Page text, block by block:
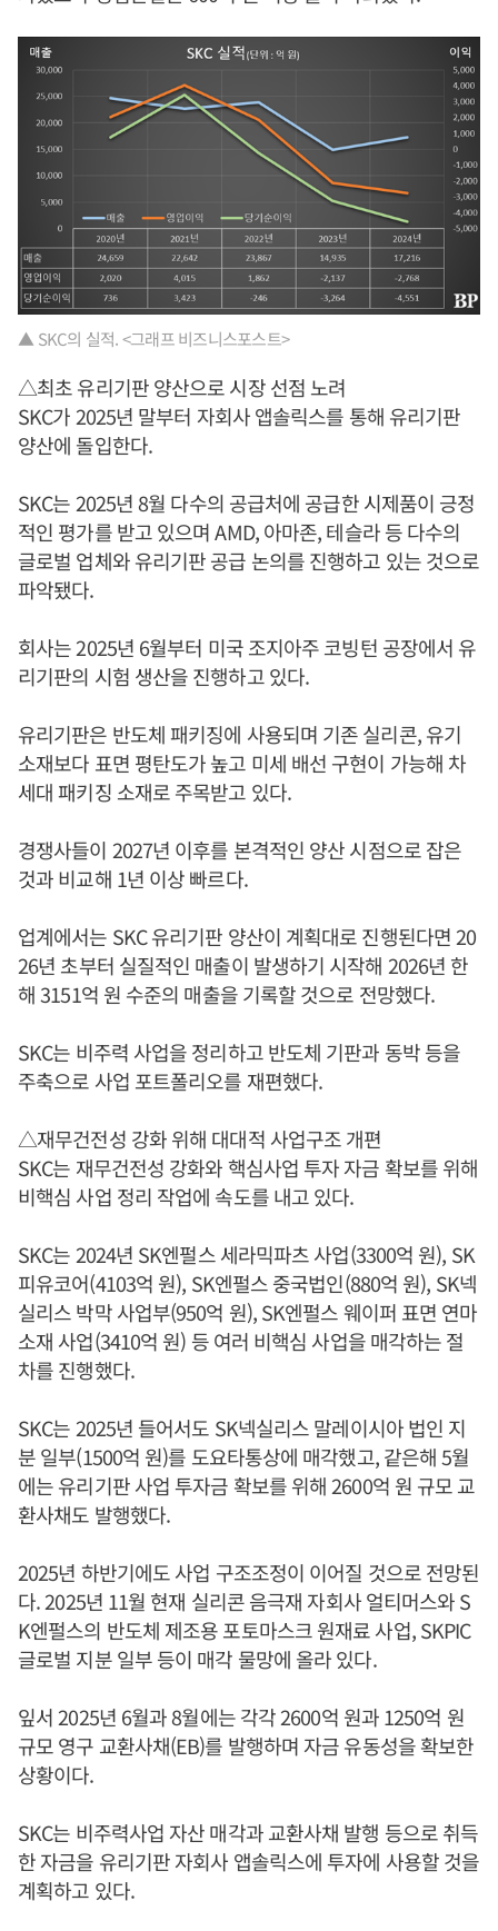
▲ SKC의 실적. <그래프 비즈니스포스트>
△최초 유리기판 양산으로 시장 선점 노려
SKC가 2025년 말부터 자회사 앱솔릭스를 통해 유리기판
양산에 돌입한다.
SKC는 2025년 8월 다수의 공급처에 공급한 시제품이 긍정
적인 평가를 받고 있으며 AMD, 아마존, 테슬라 등 다수의
글로벌 업체와 유리기판 공급 논의를 진행하고 있는 것으로
파악됐다.
회사는 2025년 6월부터 미국 조지아주 코빙턴 공장에서 유
리기판의 시험 생산을 진행하고 있다.
유리기판은 반도체 패키징에 사용되며 기존 실리콘, 유기
소재보다 표면 평탄도가 높고 미세 배선 구현이 가능해 차
세대 패키징 소재로 주목받고 있다.
경쟁사들이 2027년 이후를 본격적인 양산 시점으로 잡은
것과 비교해 1년 이상 빠르다.
업계에서는 SKC 유리기판 양산이 계획대로 진행된다면 20
26년 초부터 실질적인 매출이 발생하기 시작해 2026년 한
해 3151억 원 수준의 매출을 기록할 것으로 전망했다.
SKC는 비주력 사업을 정리하고 반도체 기판과 동박 등을
주축으로 사업 포트폴리오를 재편했다.
△재무건전성 강화 위해 대대적 사업구조 개편
SKC는 재무건전성 강화와 핵심사업 투자 자금 확보를 위해
비핵심 사업 정리 작업에 속도를 내고 있다.
SKC는 2024년 SK엔펄스 세라믹파츠 사업(3300억 원), SK
피유코어(4103억 원), SK엔펄스 중국법인(880억 원), SK넥
실리스 박막 사업부(950억 원), SK엔펄스 웨이퍼 표면 연마
소재 사업(3410억 원) 등 여러 비핵심 사업을 매각하는 절
차를 진행했다.
SKC는 2025년 들어서도 SK넥실리스 말레이시아 법인 지
분 일부(1500억 원)를 도요타통상에 매각했고, 같은해 5월
에는 유리기판 사업 투자금 확보를 위해 2600억 원 규모 교
환사채도 발행했다.
2025년 하반기에도 사업 구조조정이 이어질 것으로 전망된
다. 2025년 11월 현재 실리콘 음극재 자회사 얼티머스와 S
K엔펄스의 반도체 제조용 포토마스크 원재료 사업, SKPIC
글로벌 지분 일부 등이 매각 물망에 올라 있다.
잎서 2025년 6월과 8월에는 각각 2600억 원과 1250억 원
규모 영구 교환사채(EB)를 발행하며 자금 유동성을 확보한
상황이다.
SKC는 비주력사업 자산 매각과 교환사채 발행 등으로 취득
한 자금을 유리기판 자회사 앱솔릭스에 투자에 사용할 것을
계획하고 있다.